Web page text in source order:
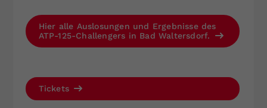
Hier alle Auslosungen und Ergebnisse des
ATP-125-Challengers in Bad Waltersdorf.
Tickets